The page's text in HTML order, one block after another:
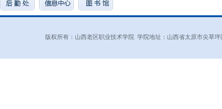
版权所有：山西老区职业技术学院 学院地址：山西省太原市尖草